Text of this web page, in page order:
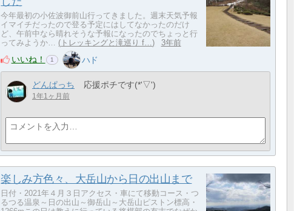
今年最初の小佐波御前山行ってきました。週末天気予報
イマイチだったので登る予定にはしてなかったのだけ
ど、午前中なら晴れそうな予報になったのでちょっと行
ってみようか…
トレッキングと滝巡り f… 3年前
いいね！ 1 ハド
どんぱっち 応援ポチです(*'▽')
1年1ヶ月前
楽しみ方色々、大岳山から日の出山まで
日付・2021年４月３日アクセス・車にて移動コース・つ
るつる温泉～日の出山～御岳山～大岳山ピストン標高・